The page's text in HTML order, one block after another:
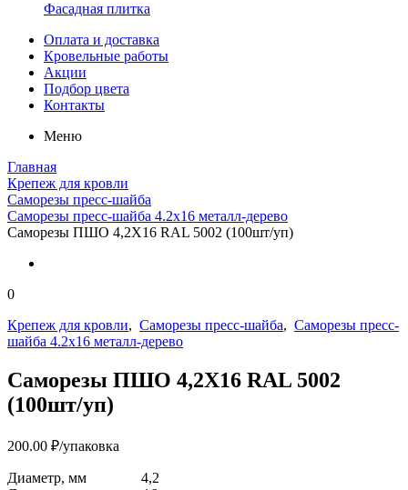
Фасадная плитка
Оплата и доставка
Кровельные работы
Акции
Подбор цвета
Контакты
Меню
Главная
Крепеж для кровли
Саморезы пресс-шайба
Саморезы пресс-шайба 4.2х16 металл-дерево
Саморезы ПШО 4,2Х16 RAL 5002 (100шт/уп)
0
Крепеж для кровли, Саморезы пресс-шайба, Саморезы пресс-
шайба 4.2х16 металл-дерево
Саморезы ПШО 4,2Х16 RAL 5002
(100шт/уп)
200.00 ₽/упаковка
Диаметр, мм 4,2